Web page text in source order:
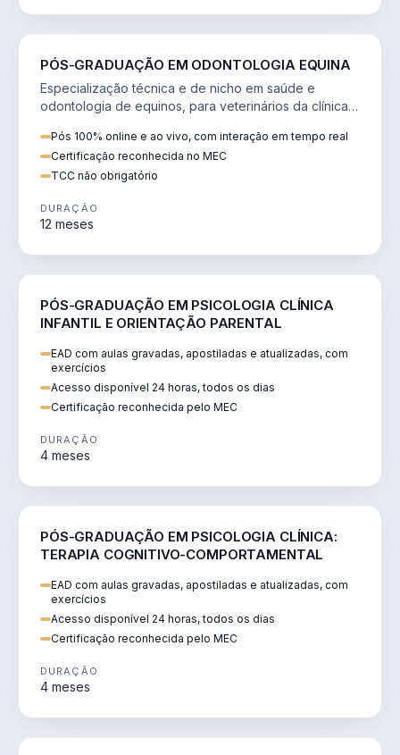
PÓS-GRADUAÇÃO EM ODONTOLOGIA EQUINA
Especialização técnica e de nicho em saúde e
odontologia de equinos, para veterinários da clínica
Pós 100% online e ao vivo, com interação em tempo real
Certificação reconhecida no MEC
TCC não obrigatório
DURAÇÃO
12 meses
PÓS-GRADUAÇÃO EM PSICOLOGIA CLÍNICA
INFANTIL E ORIENTAÇÃO PARENTAL
EAD com aulas gravadas, apostiladas e atualizadas, com
exercícios
Acesso disponível 24 horas, todos os dias
Certificação reconhecida pelo MEC
DURAÇÃO
4 meses
PÓS-GRADUAÇÃO EM PSICOLOGIA CLÍNICA:
TERAPIA COGNITIVO-COMPORTAMENTAL
EAD com aulas gravadas, apostiladas e atualizadas, com
exercícios
Acesso disponível 24 horas, todos os dias
Certificação reconhecida pelo MEC
DURAÇÃO
4 meses